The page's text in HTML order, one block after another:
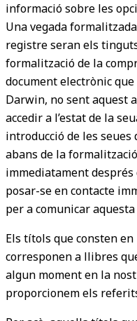
informació sobre les
Una vegada
registre seran els
formalització de la
document electrònic
Darwin, no sent aquest
accedir a l’estat de la
introducció de les seues
abans de la
immediatament
posar-se en contacte
per a comunicar
Els títols que consten
corresponen a llibres
algun moment en la
proporcionem els